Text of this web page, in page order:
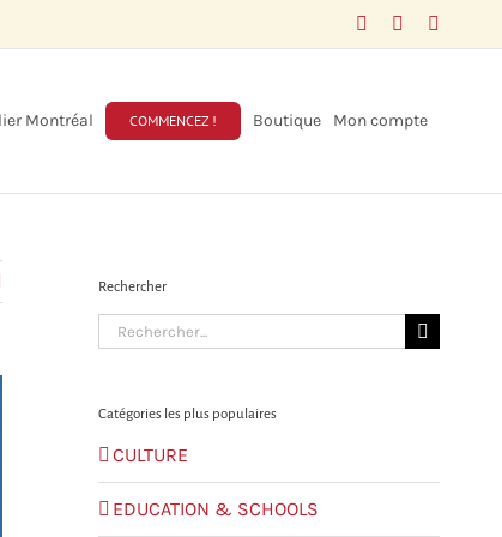
FacebookLinkedIn
Montréal COMMENCEZ ! Boutique Mon compte
Rechercher
Search
for:
Catégories les plus populaires
CULTURE
EDUCATION & SCHOOLS